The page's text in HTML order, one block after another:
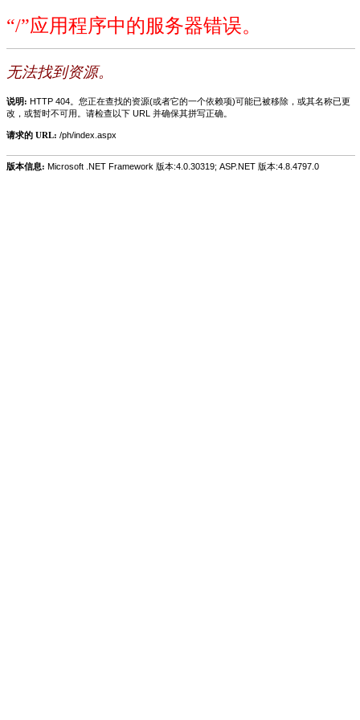
“/”应用程序中的服务器错误。
无法找到资源。
说明: HTTP 404。您正在查找的资源(或者它的一个依赖项)可能已被移除，或其名称已更
改，或暂时不可用。请检查以下 URL 并确保其拼写正确。
请求的 URL: /ph/index.aspx
版本信息: Microsoft .NET Framework 版本:4.0.30319; ASP.NET 版本:4.8.4797.0